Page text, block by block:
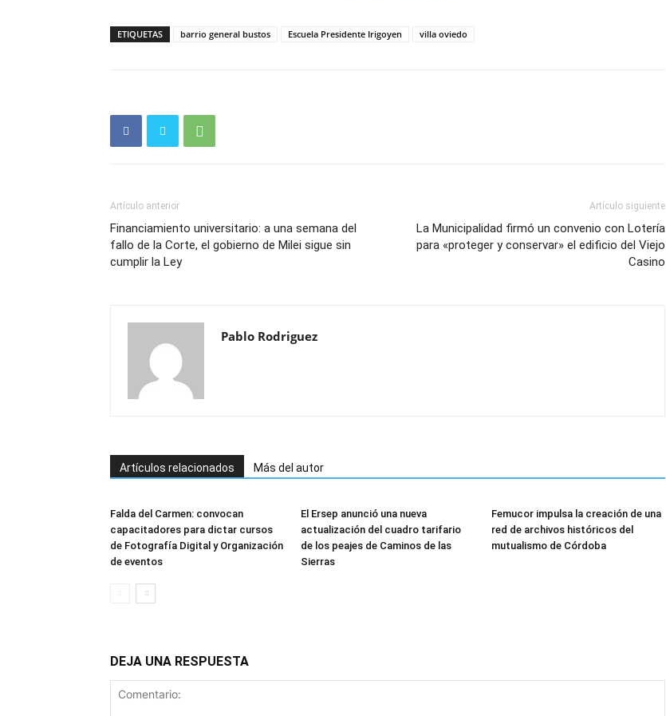
ETIQUETAS barrio general bustos Escuela Presidente Irigoyen villa oviedo
Artículo anterior
Financiamiento universitario: a una semana del
fallo de la Corte, el gobierno de Milei sigue sin
cumplir la Ley
Artículo siguiente
La Municipalidad firmó un convenio con Lotería
para «proteger y conservar» el edificio del Viejo
Casino
Pablo Rodriguez
Artículos relacionados Más del autor
Falda del Carmen: convocan
capacitadores para dictar cursos
de Fotografía Digital y Organización
de eventos
El Ersep anunció una nueva
actualización del cuadro tarifario
de los peajes de Caminos de las
Sierras
Femucor impulsa la creación de una
red de archivos históricos del
mutualismo de Córdoba
DEJA UNA RESPUESTA